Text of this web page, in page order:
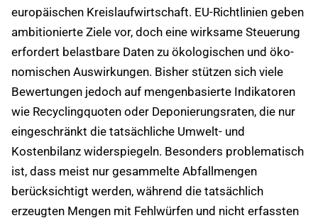
europäischen Kreislaufwirtschaft. EU-Richtlinien geben
ambitionierte Ziele vor, doch eine wirksame Steuerung
erfordert belastbare Daten zu ökologischen und öko-
nomischen Auswirkungen. Bisher stützen sich viele
Bewertungen jedoch auf mengenbasierte Indikatoren
wie Recyclingquoten oder Deponierungsraten, die nur
eingeschränkt die tatsächliche Umwelt- und
Kostenbilanz widerspiegeln. Besonders problematisch
ist, dass meist nur gesammelte Abfallmengen
berücksichtigt werden, während die tatsächlich
erzeugten Mengen mit Fehlwürfen und nicht erfassten